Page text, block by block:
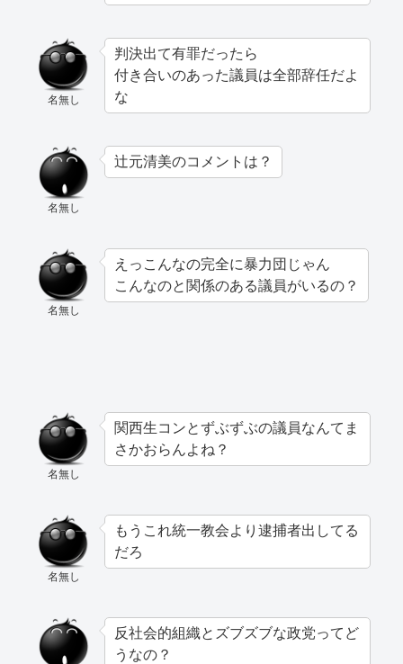
名無し
判決出て有罪だったら
付き合いのあった議員は全部辞任だよ
な
名無し
辻元清美のコメントは？
名無し
えっこんなの完全に暴力団じゃん
こんなのと関係のある議員がいるの？
名無し
関西生コンとずぶずぶの議員なんてま
さかおらんよね？
名無し
もうこれ統一教会より逮捕者出してる
だろ
反社会的組織とズブズブな政党ってど
うなの？